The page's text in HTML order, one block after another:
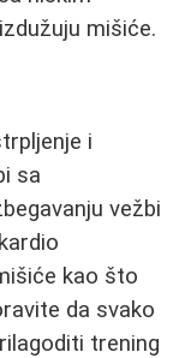
mišiće.
i
sa
vežbi
kao što
da svako
trening